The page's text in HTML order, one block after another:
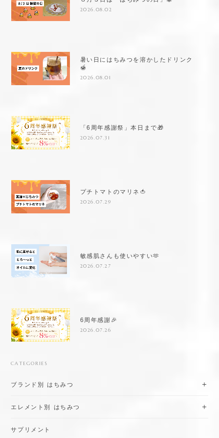
2026.08.02
暑い日にはちみつを溶かしたドリンク
🍯
2026.08.01
「6周年感謝祭」本日まで🎁
2026.07.31
プチトマトのマリネ🍅
2026.07.29
敏感肌さんも使いやすい🫶
2026.07.27
6周年感謝🎉
2026.07.26
CATEGORIES
ブランド別 はちみつ
エレメント別 はちみつ
サプリメント